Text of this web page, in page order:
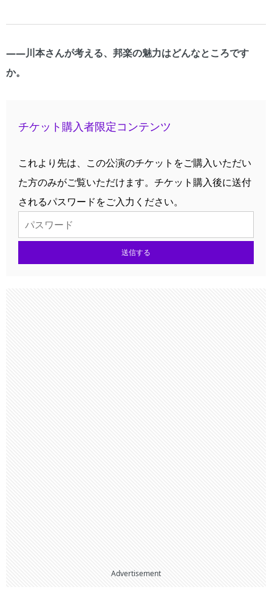
――川本さんが考える、邦楽の魅力はどんなところです
か。
チケット購入者限定コンテンツ
これより先は、この公演のチケットをご購入いただい
た方のみがご覧いただけます。チケット購入後に送付
されるパスワードをご入力ください。
送信する
Advertisement